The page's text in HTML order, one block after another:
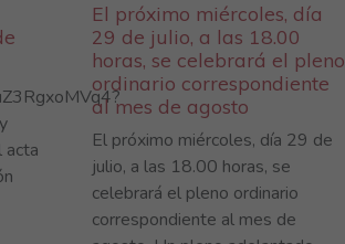
acta
El próximo miércoles, día
29 de julio, a las 18.00
horas, se celebrará el pleno
ordinario correspondiente
al mes de agosto
El próximo miércoles, día 29 de
julio, a las 18.00 horas, se
celebrará el pleno ordinario
correspondiente al mes de